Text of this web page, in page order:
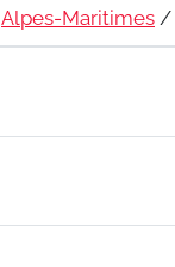
Alpes-Maritimes /